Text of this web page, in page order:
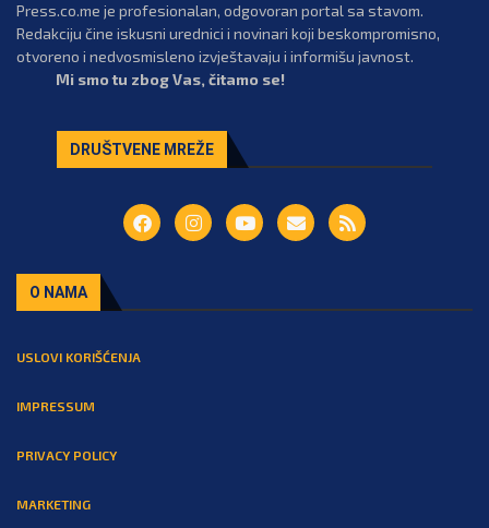
Press.co.me je profesionalan, odgovoran portal sa stavom.
Redakciju čine iskusni urednici i novinari koji beskompromisno,
otvoreno i nedvosmisleno izvještavaju i informišu javnost.
Mi smo tu zbog Vas, čitamo se!
DRUŠTVENE MREŽE
O NAMA
USLOVI KORIŠĆENJA
IMPRESSUM
PRIVACY POLICY
MARKETING